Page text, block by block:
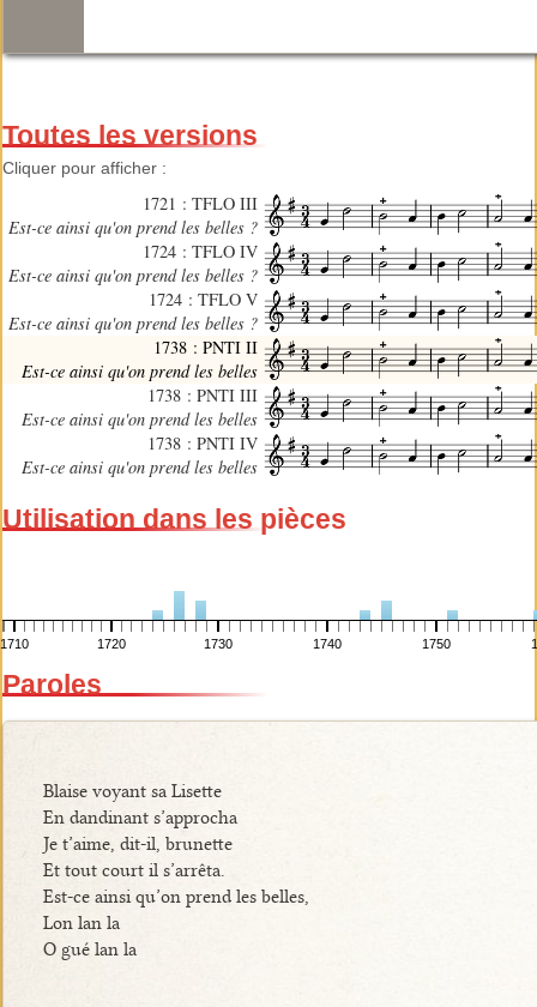
Toutes les versions
Cliquer pour afficher :
1721 : TFLO III
Est-ce ainsi qu'on prend les belles ?
1724 : TFLO IV
Est-ce ainsi qu'on prend les belles ?
1724 : TFLO V
Est-ce ainsi qu'on prend les belles ?
1738 : PNTI II
Est-ce ainsi qu'on prend les belles
1738 : PNTI III
Est-ce ainsi qu'on prend les belles
1738 : PNTI IV
Est-ce ainsi qu'on prend les belles
Utilisation dans les pièces
1710 1720 1730 1740 1750
Paroles
Blaise voyant sa Lisette
En dandinant s’approcha
Je t’aime, dit-il, brunette
Et tout court il s’arrêta.
Est-ce ainsi qu’on prend les belles,
Lon lan la
O gué lan la